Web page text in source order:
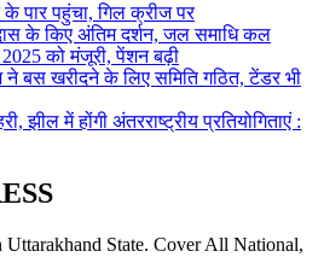
पार पहुंचा, गिल क्रीज पर
के किए अंतिम दर्शन, जल समाधि कल
2025 को मंजूरी, पेंशन बढ़ी
ने बस खरीदने के लिए समिति गठित, टेंडर भी
झील में होंगी अंतरराष्ट्रीय प्रतियोगिताएं :
State. Cover All National,